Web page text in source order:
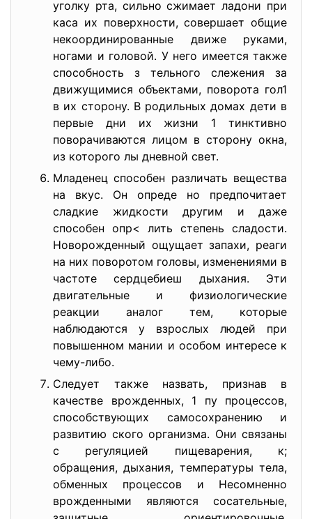
уголку рта, сильно сжимает ладони при
каса их поверхности, совершает общие
некоординированные движе руками,
ногами и головой. У него имеется также
способность з тельного слежения за
движущимися объектами, поворота гол1
в их сторону. В родильных домах дети в
первые дни их жизни 1 тинктивно
поворачиваются лицом в сторону окна,
из которого лы дневной свет.
Младенец способен различать вещества
на вкус. Он опреде но предпочитает
сладкие жидкости другим и даже
способен опр< лить степень сладости.
Новорожденный ощущает запахи, реаги
на них поворотом головы, изменениями в
частоте сердцебиеш дыхания. Эти
двигательные и физиологические
реакции аналог тем, которые
наблюдаются у взрослых людей при
повышенном мании и особом интересе к
чему-либо.
Следует также назвать, признав в
качестве врожденных, 1 пу процессов,
способствующих самосохранению и
развитию ского организма. Они связаны
с регуляцией пищеварения, к;
обращения, дыхания, температуры тела,
обменных процессов и Несомненно
врожденными являются сосательные,